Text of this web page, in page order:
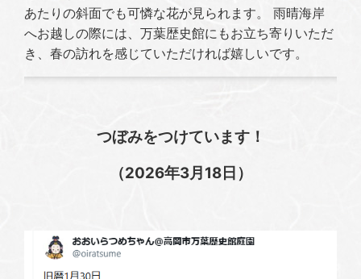
あたりの斜面でも可憐な花が見られます。 雨晴海岸
へお越しの際には、万葉歴史館にもお立ち寄りいただ
き、春の訪れを感じていただければ嬉しいです。
つぼみをつけています！
（2026年3月18日）